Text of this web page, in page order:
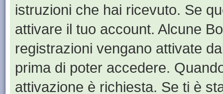
istruzioni che hai ricevuto. Se
attivare il tuo account. Alcune
registrazioni vengano attivate
prima di poter accedere.
attivazione è richiesta. Se ti è